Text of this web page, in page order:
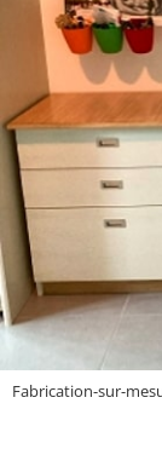
Fabrication-sur-